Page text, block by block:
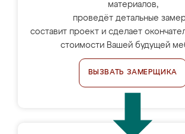
материалов,
проведёт детальные
составит проект и сделает
стоимости Вашей будущей
ВЫЗВАТЬ ЗАМЕРЩИКА